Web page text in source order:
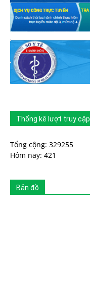
Thống kê lượt truy cập
Tổng cộng: 329255
Hôm nay: 421
Bản đồ